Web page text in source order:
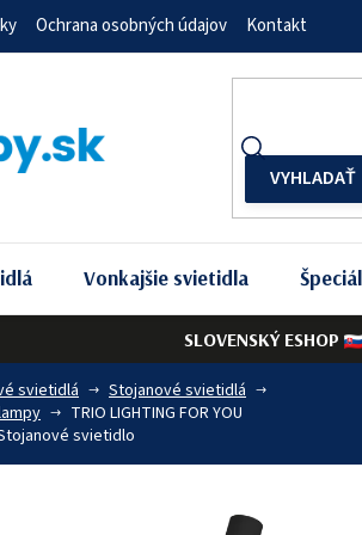
SLOVENSKÝ ESHOP
Ochrana osobných údajov Kontakt
Vonkajšie svietidla
svietidlá
Stojanové svietidlá
TRIO LIGHTING FOR YOU
svietidlo